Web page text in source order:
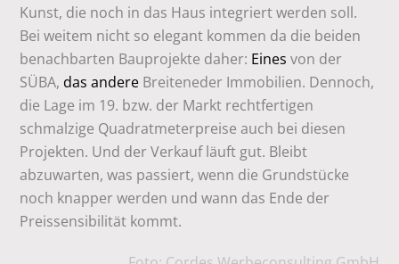
Kunst, die noch in das Haus integriert werden soll.
Bei weitem nicht so elegant kommen da die beiden
benachbarten Bauprojekte daher: Eines von der
SÜBA, das andere Breiteneder Immobilien. Dennoch,
die Lage im 19. bzw. der Markt rechtfertigen
schmalzige Quadratmeterpreise auch bei diesen
Projekten. Und der Verkauf läuft gut. Bleibt
abzuwarten, was passiert, wenn die Grundstücke
noch knapper werden und wann das Ende der
Preissensibilität kommt.